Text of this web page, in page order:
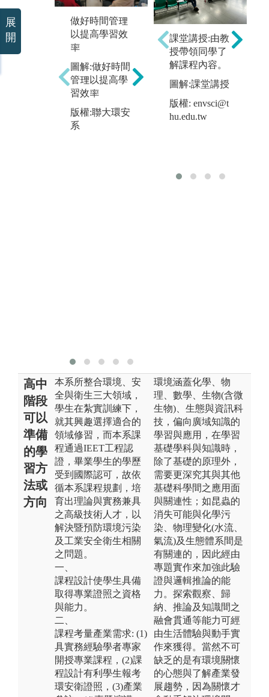
做好時間管理
以提高學習效
率
圖解:做好時間
管理以提高學
習效率
版權:聯大環安
系
熟習基礎學科
的學習
本系的基礎學
科包含數學、
化學、物理和
生物，熟悉基
礎學科及進入
課堂講授:由教
授帶領同學了
解課程內容。
圖解:課堂講授
版權: envsci@t
hu.edu.tw
高中
階段
可以
準備
的學
習方
法或
方向
本系所整合環境、安
全與衛生三大領域，
學生在紮實訓練下，
就其興趣選擇適合的
領域修習，而本系課
程通過IEET工程認
證，畢業學生的學歷
受到國際認可，故依
循本系課程規劃，培
育出理論與實務兼具
之高級技術人才，以
解決暨預防環境污染
及工業安全衛生相關
之問題。
一、
課程設計使學生具備
取得專業證照之資格
與能力。
二、
課程考量產業需求: (1)
具實務經驗學者專家
開授專業課程，(2)課
程設計有利學生報考
環安衛證照，(3)產業
環境涵蓋化學、物
理、數學、生物(含微
生物)、生態與資訊科
技，偏向廣域知識的
學習與應用，在學習
基礎學科與知識時，
除了基礎的原理外，
需要更深究其與其他
基礎科學間之應用面
與關連性；如昆蟲的
消失可能與化學污
染、物理變化(水流、
氣流)及生態體系間是
有關連的，因此經由
專題實作來加強此驗
證與邏輯推論的能
力。探索觀察、歸
納、推論及知識間之
融會貫通等能力可經
由生活體驗與動手實
作來獲得。當然不可
缺乏的是有環境關懷
的心態與了解產業發
展趨勢，因為關懷才
展
開